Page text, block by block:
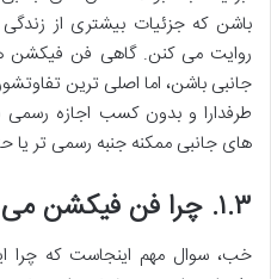
باشن که جزئیات بیشتری از
روایت می کنن. گاهی فن فیکشن
جانبی باشن، اما اصلی ترین
طرفدارا و بدون کسب اجازه
های جانبی ممکنه جنبه رسمی تر یا
۱.۳. چرا فن فیکشن می خوانیم و می نویسیم؟
خب، سوال مهم اینجاست که چرا